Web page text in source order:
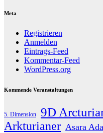
Meta
Registrieren
Anmelden
Eintrags-Feed
Kommentar-Feed
WordPress.org
Kommende Veranstaltungen
5. Dimension 9D
Arkturianer Asara